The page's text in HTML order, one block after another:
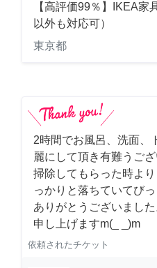
【高評価99％】IKEA家
以外も対応可）
東京都
2時間でお風呂、洗面、
麗にして頂き有難うご
掃除してもらった時よ
っかりと落ちていてび
ありがとうございまし
申し上げますm(_ _)m
依頼されたチケット